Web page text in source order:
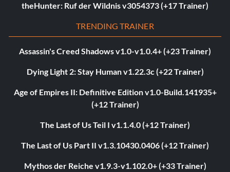
theHunter: Ruf der Wildnis v3054373 (+17 Trainer)
TRENDING TRAINER
Assassin's Creed Shadows v1.0-v1.0.4+ (+23 Trainer)
Dying Light 2: Stay Human v1.22.3c (+22 Trainer)
Age of Empires II: Definitive Edition v1.0-Build.141935+
(+12 Trainer)
The Last of Us Teil I v1.1.4.0 (+12 Trainer)
The Last of Us Part II v1.3.10430.0406 (+12 Trainer)
Mythos der Reiche v1.9.3-v1.102.0+ (+33 Trainer)